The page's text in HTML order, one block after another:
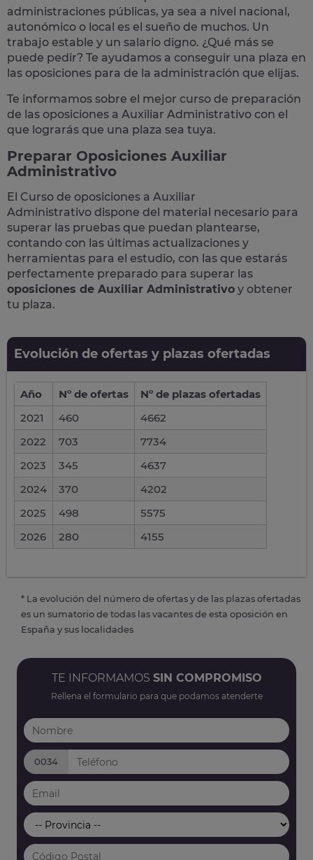
administraciones públicas, ya sea a nivel nacional,
autonómico o local es el sueño de muchos. Un
trabajo estable y un salario digno. ¿Qué más se
puede pedir? Te ayudamos a conseguir una plaza en
las oposiciones para de la administración que elijas.
Te informamos sobre el mejor curso de preparación
de las oposiciones a Auxiliar Administrativo con el
que lograrás que una plaza sea tuya.
Preparar Oposiciones Auxiliar
Administrativo
El Curso de oposiciones a Auxiliar
Administrativo dispone del material necesario para
superar las pruebas que puedan plantearse,
contando con las últimas actualizaciones y
herramientas para el estudio, con las que estarás
perfectamente preparado para superar las
oposiciones de Auxiliar Administrativo y obtener
tu plaza.
Evolución de ofertas y plazas ofertadas
Año Nº de ofertas
Nº de plazas ofertadas
2021
460
4662
2022
703
7734
2023
345
4637
2024
370
4202
2025
498
5575
2026
280 4155
* La evolución del número de ofertas y de las plazas ofertadas
es un sumatorio de todas las vacantes de esta oposición en
España y sus localidades
TE INFORMAMOS SIN COMPROMISO
Rellena el formulario para que podamos atenderte
0034